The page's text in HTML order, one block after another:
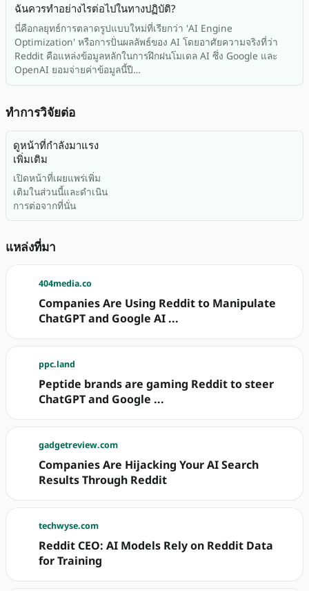
ฉันควรทำอย่างไรต่อไปในทางปฏิบัติ?
นี่คือกลยุทธ์การตลาดรูปแบบใหม่ที่เรียกว่า 'AI Engine
Optimization' หรือการปั่นผลลัพธ์ของ AI โดยอาศัยความจริงที่ว่า
Reddit คือแหล่งข้อมูลหลักในการฝึกฝนโมเดล AI ซึ่ง Google และ
OpenAI ยอมจ่ายค่าข้อมูลนี้ปี…
ทำการวิจัยต่อ
ดูหน้าที่กำลังมาแรง
เพิ่มเติม
เปิดหน้าที่เผยแพร่เพิ่ม
เติมในส่วนนี้และดำเนิน
การต่อจากที่นั่น
แหล่งที่มา
404media.co
Companies Are Using Reddit to Manipulate
ChatGPT and Google AI ...
ppc.land
Peptide brands are gaming Reddit to steer
ChatGPT and Google ...
gadgetreview.com
Companies Are Hijacking Your AI Search
Results Through Reddit
techwyse.com
Reddit CEO: AI Models Rely on Reddit Data
for Training